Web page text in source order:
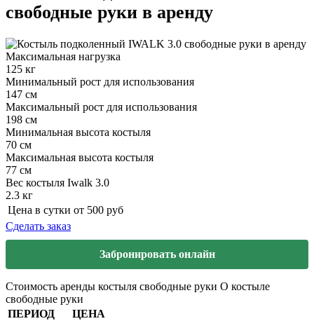
свободные руки в аренду
Максимальная нагрузка
125 кг
Минимальный рост для использования
147 см
Максимальный рост для использования
198 см
Минимальная высота костыля
70 см
Максимальная высота костыля
77 см
Вес костыля Iwalk 3.0
2.3 кг
Цена в сутки от 500 руб
Сделать заказ
Забронировать онлайн
Стоимость аренды костыля свободные руки О костыле
свободные руки
ПЕРИОД
ЦЕНА